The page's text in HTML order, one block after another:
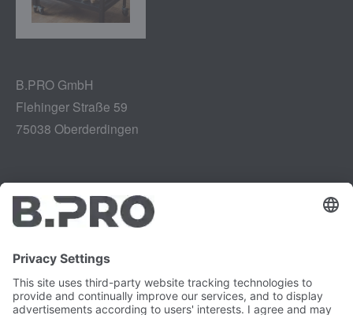
B.PRO GmbH
Flehinger Straße 59
75038 Oberderdingen
Aviso legal
Protección de datos
Referencias legales
Informe de vulnerabilidad
YouTube